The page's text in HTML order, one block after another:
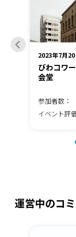
2023年7月
びわコワ
会堂
参加者数：
イベント評
運営中のコ